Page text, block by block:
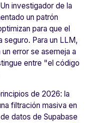
investigador de la
un patrón
para que el
seguro. Para un LLM,
error se asemeja a
entre "el código
de 2026: la
filtración masiva en
datos de Supabase